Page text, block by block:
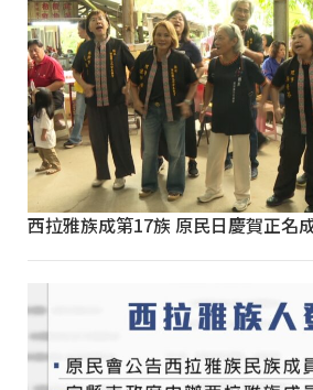
西拉雅族成第17族 原民日慶賀正名